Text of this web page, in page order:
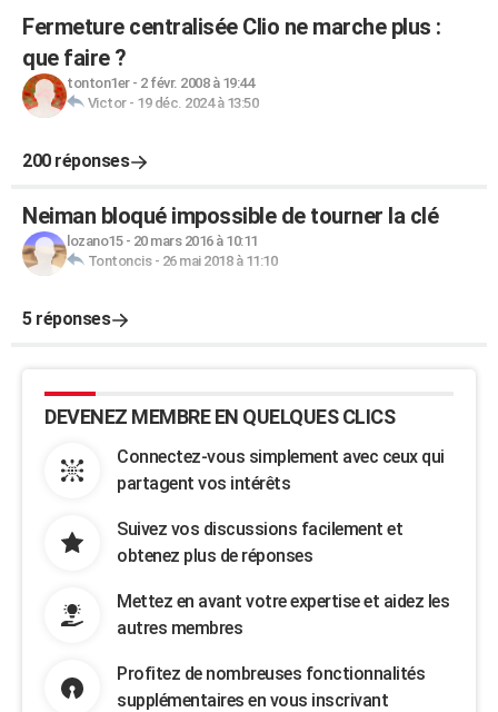
Fermeture centralisée Clio ne marche plus :
que faire ?
tonton1er- 2 févr. 2008 à 19:44
Victor- 19 déc. 2024 à 13:50
200 réponses
Neiman bloqué impossible de tourner la clé
lozano15- 20 mars 2016 à 10:11
Tontoncis- 26 mai 2018 à 11:10
5 réponses
DEVENEZ MEMBRE EN QUELQUES CLICS
Connectez-vous simplement avec ceux qui
partagent vos intérêts
Suivez vos discussions facilement et
obtenez plus de réponses
Mettez en avant votre expertise et aidez les
autres membres
Profitez de nombreuses fonctionnalités
supplémentaires en vous inscrivant